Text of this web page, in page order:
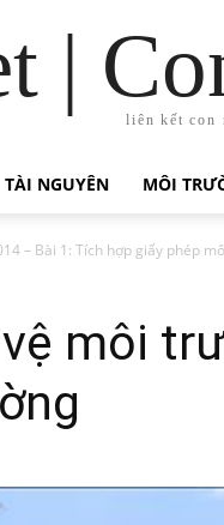
|
liên kết con
TÀI NGUYÊN MÔI
– Bài 1: Tích hợp giấy phép
môi